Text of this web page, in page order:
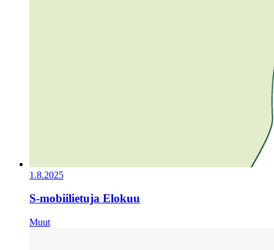
1.8.2025
S-mobiilietuja Elokuu
Muut